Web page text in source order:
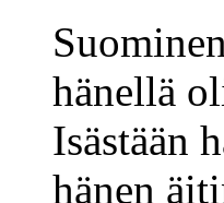
hänellä
Isästään
hänen